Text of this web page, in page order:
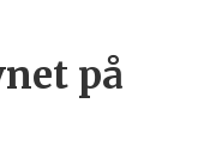
på